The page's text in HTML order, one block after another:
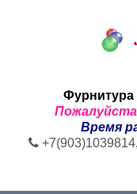
Фурнитура
Время
+7(903)1039814,